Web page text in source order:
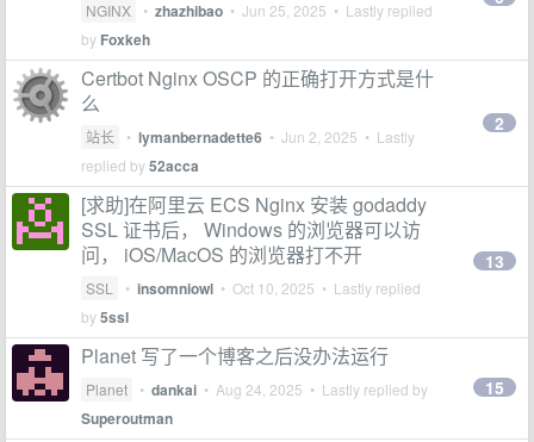
NGINX • zhazhibao • Jun 25, 2025 • Lastly replied
by Foxkeh
Certbot Nginx OSCP 的正确打开方式是什
么
站长 • lymanbernadette6 • Jun 2, 2025 • Lastly
replied by52acca
2
[求助]在阿里云 ECS Nginx 安装 godaddy
SSL 证书后， Windows 的浏览器可以访
问， iOS/MacOS 的浏览器打不开
SSL • insomniowl • Oct 10, 2025 • Lastly replied
by5ssl
13
Planet 写了一个博客之后没办法运行
Planet • dankai • Aug 24, 2025 • Lastly replied by
Superoutman
15